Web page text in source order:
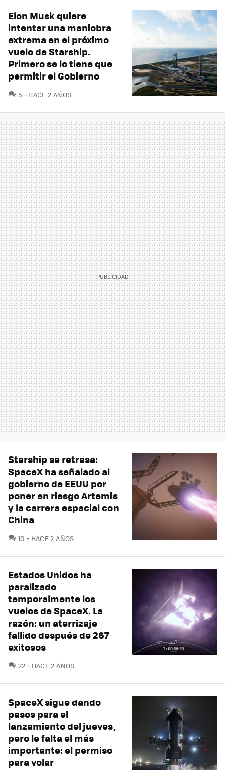
Elon Musk quiere
intentar una maniobra
extrema en el próximo
vuelo de Starship.
Primero se lo tiene que
permitir el Gobierno
5 COMENTARIOS
HACE 2 AÑOS
Starship se retrasa:
SpaceX ha señalado al
gobierno de EEUU por
poner en riesgo Artemis
y la carrera espacial con
China
10 COMENTARIOS
HACE 2 AÑOS
Estados Unidos ha
paralizado
temporalmente los
vuelos de SpaceX. La
razón: un aterrizaje
fallido después de 267
exitosos
22 COMENTARIOS
HACE 2 AÑOS
SpaceX sigue dando
pasos para el
lanzamiento del jueves,
pero le falta el más
importante: el permiso
para volar